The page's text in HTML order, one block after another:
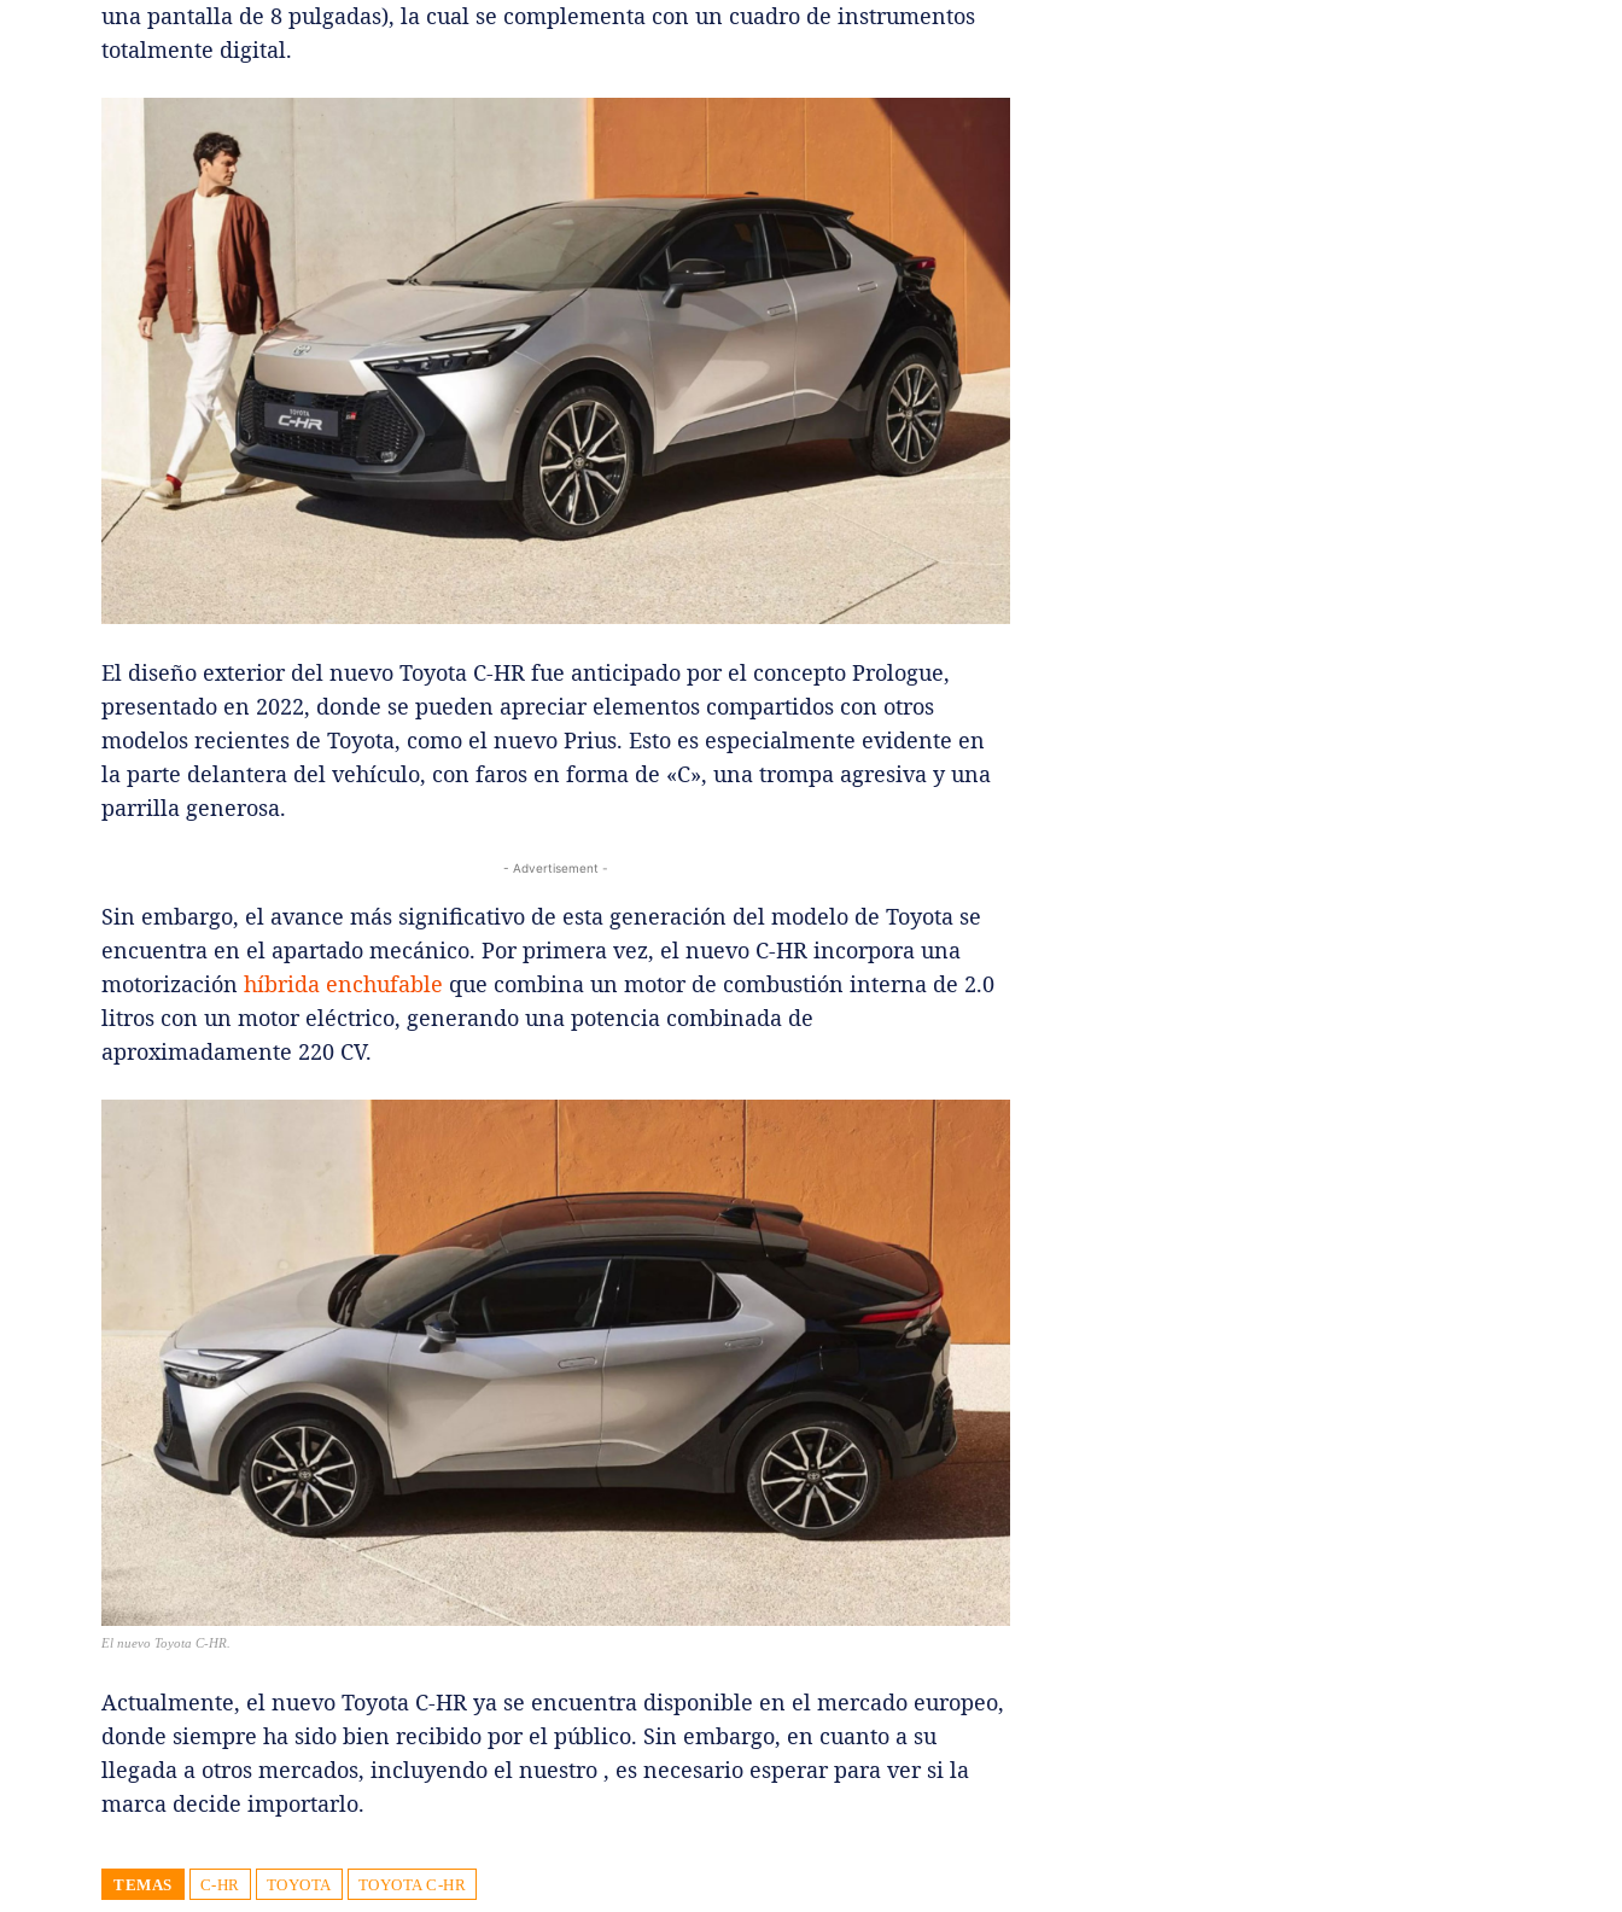
una pantalla de 8 pulgadas), la cual se complementa con un cuadro de instrumentos
totalmente digital.
El diseño exterior del nuevo Toyota C-HR fue anticipado por el concepto Prologue,
presentado en 2022, donde se pueden apreciar elementos compartidos con otros
modelos recientes de Toyota, como el nuevo Prius. Esto es especialmente evidente en
la parte delantera del vehículo, con faros en forma de «C», una trompa agresiva y una
parrilla generosa.
- Advertisement -
Sin embargo, el avance más significativo de esta generación del modelo de Toyota se
encuentra en el apartado mecánico. Por primera vez, el nuevo C-HR incorpora una
motorización híbrida enchufable que combina un motor de combustión interna de 2.0
litros con un motor eléctrico, generando una potencia combinada de
aproximadamente 220 CV.
El nuevo Toyota C-HR.
Actualmente, el nuevo Toyota C-HR ya se encuentra disponible en el mercado europeo,
donde siempre ha sido bien recibido por el público. Sin embargo, en cuanto a su
llegada a otros mercados, incluyendo el nuestro , es necesario esperar para ver si la
marca decide importarlo.
TEMAS C-HR TOYOTA TOYOTA C-HR